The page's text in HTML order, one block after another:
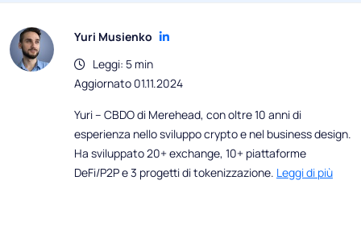
Yuri Musienko
Leggi: 5 min
Aggiornato 01.11.2024
Yuri – CBDO di Merehead, con oltre 10 anni di
esperienza nello sviluppo crypto e nel business design.
Ha sviluppato 20+ exchange, 10+ piattaforme
DeFi/P2P e 3 progetti di tokenizzazione. Leggi di più